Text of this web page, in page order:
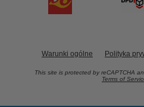
Warunki ogólne Polityka
This site is protected by reCAPTCHA
Terms of